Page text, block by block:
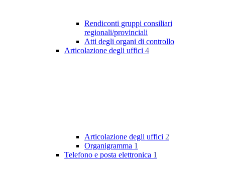
Rendiconti gruppi consiliari
regionali/provinciali
Atti degli organi di controllo
Articolazione degli uffici 4
Articolazione degli uffici 2
Organigramma 1
Telefono e posta elettronica 1